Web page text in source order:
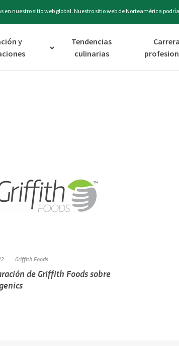
nuestro sitio web global. Nuestro sitio web de Norteamérica
y
Tendencias
culinarias
Griffith Foods
de Griffith Foods sobre